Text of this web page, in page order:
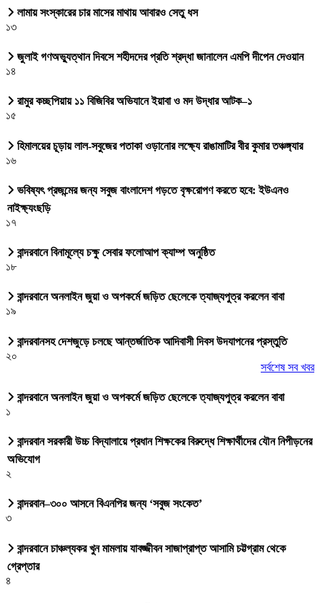
লামায় সংস্কারের চার মাসের মাথায় আবারও সেতু ধস
১৩
জুলাই গণঅভ্যুত্থান দিবসে শহীদদের প্রতি শ্রদ্ধা জানালেন এমপি দীপেন দেওয়ান
১৪
রামুর কচ্ছপিয়ায় ১১ বিজিবির অভিযানে ইয়াবা ও মদ উদ্ধার আটক–১
১৫
হিমালয়ের চূড়ায় লাল-সবুজের পতাকা ওড়ানোর লক্ষ্যে রাঙামাটির বীর কুমার তঞ্চঙ্গ্যার
১৬
ভবিষ্যৎ প্রজন্মের জন্য সবুজ বাংলাদেশ গড়তে বৃক্ষরোপণ করতে হবে: ইউএনও
নাইক্ষ্যংছড়ি
১৭
বান্দরবানে বিনামূল্যে চক্ষু সেবার ফলোআপ ক্যাম্প অনুষ্ঠিত
১৮
বান্দরবানে অনলাইন জুয়া ও অপকর্মে জড়িত ছেলেকে ত্যাজ্যপুত্র করলেন বাবা
১৯
বান্দরবানসহ দেশজুড়ে চলছে আন্তর্জাতিক আদিবাসী দিবস উদযাপনের প্রস্তুতি
২০
সর্বশেষ সব খবর
বান্দরবানে অনলাইন জুয়া ও অপকর্মে জড়িত ছেলেকে ত্যাজ্যপুত্র করলেন বাবা
১
বান্দরবান সরকারী উচ্চ বিদ্যালায়ে প্রধান শিক্ষকের বিরুদ্ধে শিক্ষার্থীদের যৌন নিপীড়নের
অভিযোগ
২
বান্দরবান–৩০০ আসনে বিএনপির জন্য ‘সবুজ সংকেত’
৩
বান্দরবানে চাঞ্চল্যকর খুন মামলায় যাবজ্জীবন সাজাপ্রাপ্ত আসামি চট্টগ্রাম থেকে
গ্রেপ্তার
৪